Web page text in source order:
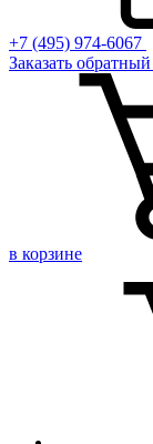
+7 (495) 974-6067
Заказать
в корзине